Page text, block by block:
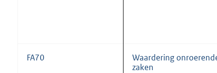
FA70
Waardering
zaken